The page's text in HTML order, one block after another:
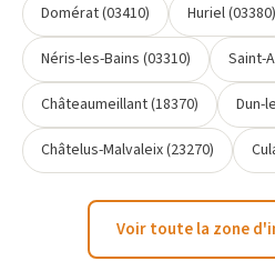
Domérat (03410) Huriel (03380)
Néris-les-Bains (03310) Saint-
Châteaumeillant (18370) Dun-
Châtelus-Malvaleix (23270)
Voir toute la zone